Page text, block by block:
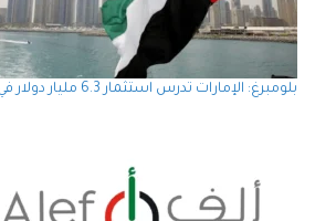
بلومبرغ: الإمارات تدرس استثمار 6.3 مليار دولار في أكبر مركز بيانات باليابان